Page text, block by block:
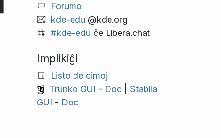
Forumo
kde-edu @kde.org
#kde-edu ĉe Libera.chat
Implikiĝi
Listo de cimoj
Trunko GUI - Doc| Stabila
GUI - Doc